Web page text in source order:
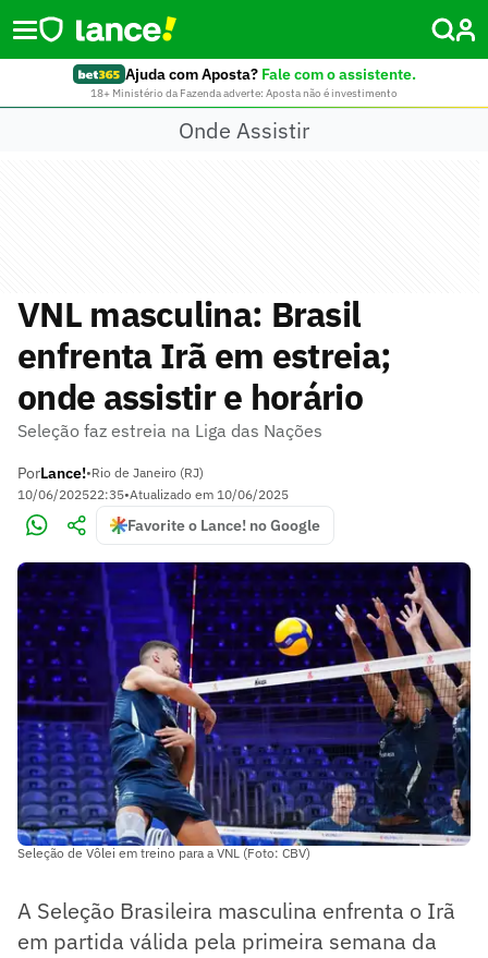
Ajuda com Aposta? Fale com o assistente.
18+ Ministério da Fazenda adverte: Aposta não é investimento
Onde Assistir
VNL masculina: Brasil
enfrenta Irã em estreia;
onde assistir e horário
Seleção faz estreia na Liga das Nações
PorLance!•Rio de Janeiro (RJ)
10/06/202522:35•Atualizado em 10/06/2025
Favorite o Lance! no Google
Seleção de Vôlei em treino para a VNL (Foto: CBV)
A Seleção Brasileira masculina enfrenta o Irã
em partida válida pela primeira semana da